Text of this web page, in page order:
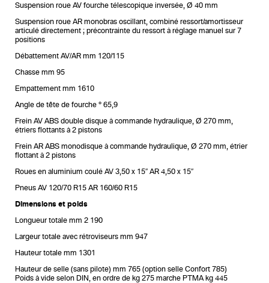
Suspension roue AV fourche télescopique inversée, Ø 40 mm
Suspension roue AR monobras oscillant, combiné ressort/amortisseur
articulé directement ; précontrainte du ressort à réglage manuel sur 7
positions
Débattement AV/AR mm 120/115
Chasse mm 95
Empattement mm 1610
Angle de tête de fourche ° 65,9
Frein AV ABS double disque à commande hydraulique, Ø 270 mm,
étriers flottants à 2 pistons
Frein AR ABS monodisque à commande hydraulique, Ø 270 mm, étrier
flottant à 2 pistons
Roues en aluminium coulé AV 3,50 x 15″ AR 4,50 x 15″
Pneus AV 120/70 R15 AR 160/60 R15
Dimensions et poids
Longueur totale mm 2 190
Largeur totale avec rétroviseurs mm 947
Hauteur totale mm 1301
Hauteur de selle (sans pilote) mm 765 (option selle Confort 785)
Poids à vide selon DIN, en ordre de kg 275 marche PTMA kg 445